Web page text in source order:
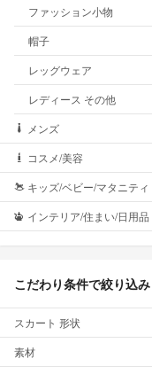
ファッション小物
帽子
レッグウェア
レディース その他
メンズ
コスメ/美容
キッズ/ベビー/マタニティ
インテリア/住まい/日用品
こだわり条件で絞り込み
スカート 形状
素材